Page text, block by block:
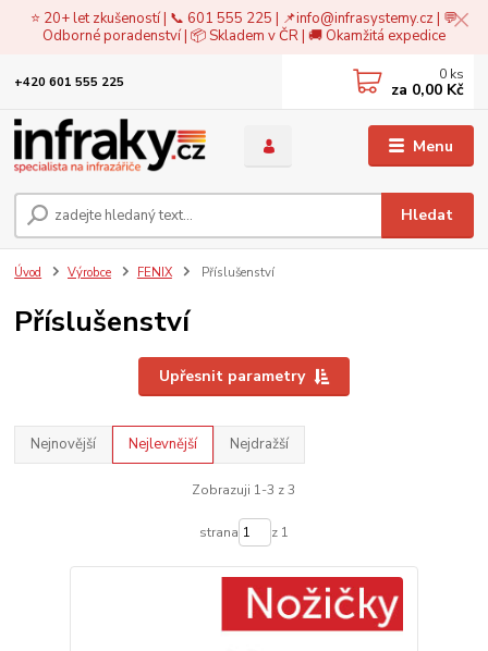
⭐ 20+ let zkušeností | 📞 601 555 225 | 📌info@infrasystemy.cz| 💬
Odborné poradenství | 📦 Skladem v ČR | 🚚 Okamžitá expedice
Menu
Hledat
+420 601 555 225 0 ks
za 0,00 Kč
Úvod Výrobce FENIX Příslušenství
Příslušenství
Upřesnit parametry
Nejnovější Nejlevnější Nejdražší
Zobrazuji 1-3 z 3
strana z 1